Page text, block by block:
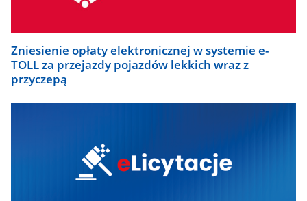
Zniesienie opłaty elektronicznej w systemie e-
TOLL za przejazdy pojazdów lekkich wraz z
przyczepą